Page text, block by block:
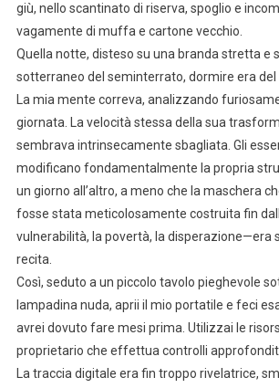
giù, nello scantinato di riserva, spoglio e
vagamente di muffa e cartone vecchio.
Quella notte, disteso su una branda stretta e
sotterraneo del seminterrato, dormire era del
La mia mente correva, analizzando
giornata. La velocità stessa della sua
sembrava intrinsecamente sbagliata. Gli
modificano fondamentalmente la propria
un giorno all’altro, a meno che la maschera
fosse stata meticolosamente costruita fin
vulnerabilità, la povertà, la disperazione—era
recita.
Così, seduto a un piccolo tavolo pieghevole
lampadina nuda, aprii il mio portatile e feci
avrei dovuto fare mesi prima. Utilizzai le
proprietario che effettua controlli
La traccia digitale era fin troppo rivelatrice,